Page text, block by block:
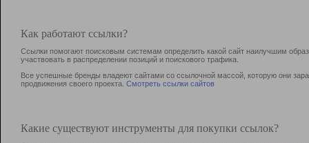
Как работают ссылки?
Ссылки помогают поисковым системам определить какой сайт наилучшим
участвовать в раcпределении позиций и поискового трафика.
Все успешные бренды владеют сайтами со ссылочной массой, которую они
продвижения своего проекта. Смотреть ссылки сайтов
Какие существуют инструменты для покупки ссылок?